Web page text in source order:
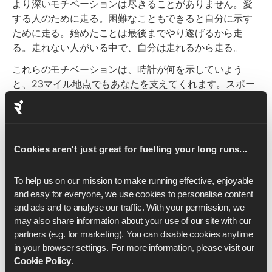
Cookies aren't just great for fuelling your long runs...
To help us on our mission to make running effective, enjoyable
and easy for everyone, we use cookies to personalise content
and ads and to analyse our traffic. With your permission, we
may also share information about your use of our site with our
partners (e.g. for marketing). You can disable cookies anytime
in your browser settings. For more information, please visit our
Cookie Policy.
より深いモチベーションは尽きることがありません。愛
する人のために走る。困難なこともできると自分に示す
ために走る。始めたことは最後までやり遂げるから走
る。走れない人がいる中で、自分は走れるから走る。
これらのモチベーションは、時計が何を示していよう
と、23マイル地点でもあなたを支えてくれます。スポー
ツ心理学者は、「意味に基づくモチベーション」を、持
久系イベントの困難な局面でアスリートが利用できる最
ましょう。目につく場所に書き留め、準備しておきまし
ボディランゲージをコントロールする
これは直感に反し、あまり議論されていません。エイミ
ー・カディの研究とそれに続くスポーツ心理学の研究
は、ボディランゲージが精神状態と双方向の関係にある